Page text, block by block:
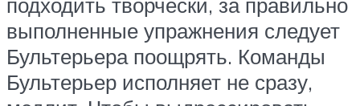
выполненные упражнения следует
Бультерьера поощрять. Команды
Бультерьер исполняет не сразу,